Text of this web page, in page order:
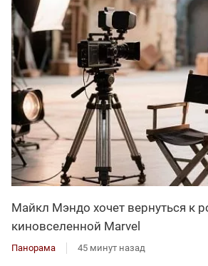
Майкл Мэндо хочет вернуться к
киновселенной Marvel
Панорама 45 минут назад